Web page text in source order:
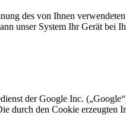
des von Ihnen
unser System Ihr Gerät bei
der Google Inc.
durch den Cookie